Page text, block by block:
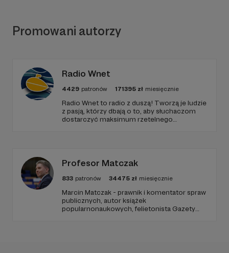
Promowani autorzy
Radio Wnet
4429 patronów 171395 zł miesięcznie
Radio Wnet to radio z duszą! Tworzą je ludzie
z pasją, którzy dbają o to, aby słuchaczom
dostarczyć maksimum rzetelnego
Profesor Matczak
833 patronów 34475 zł miesięcznie
Marcin Matczak - prawnik i komentator spraw
publicznych, autor książek
popularnonaukowych, felietonista Gazety